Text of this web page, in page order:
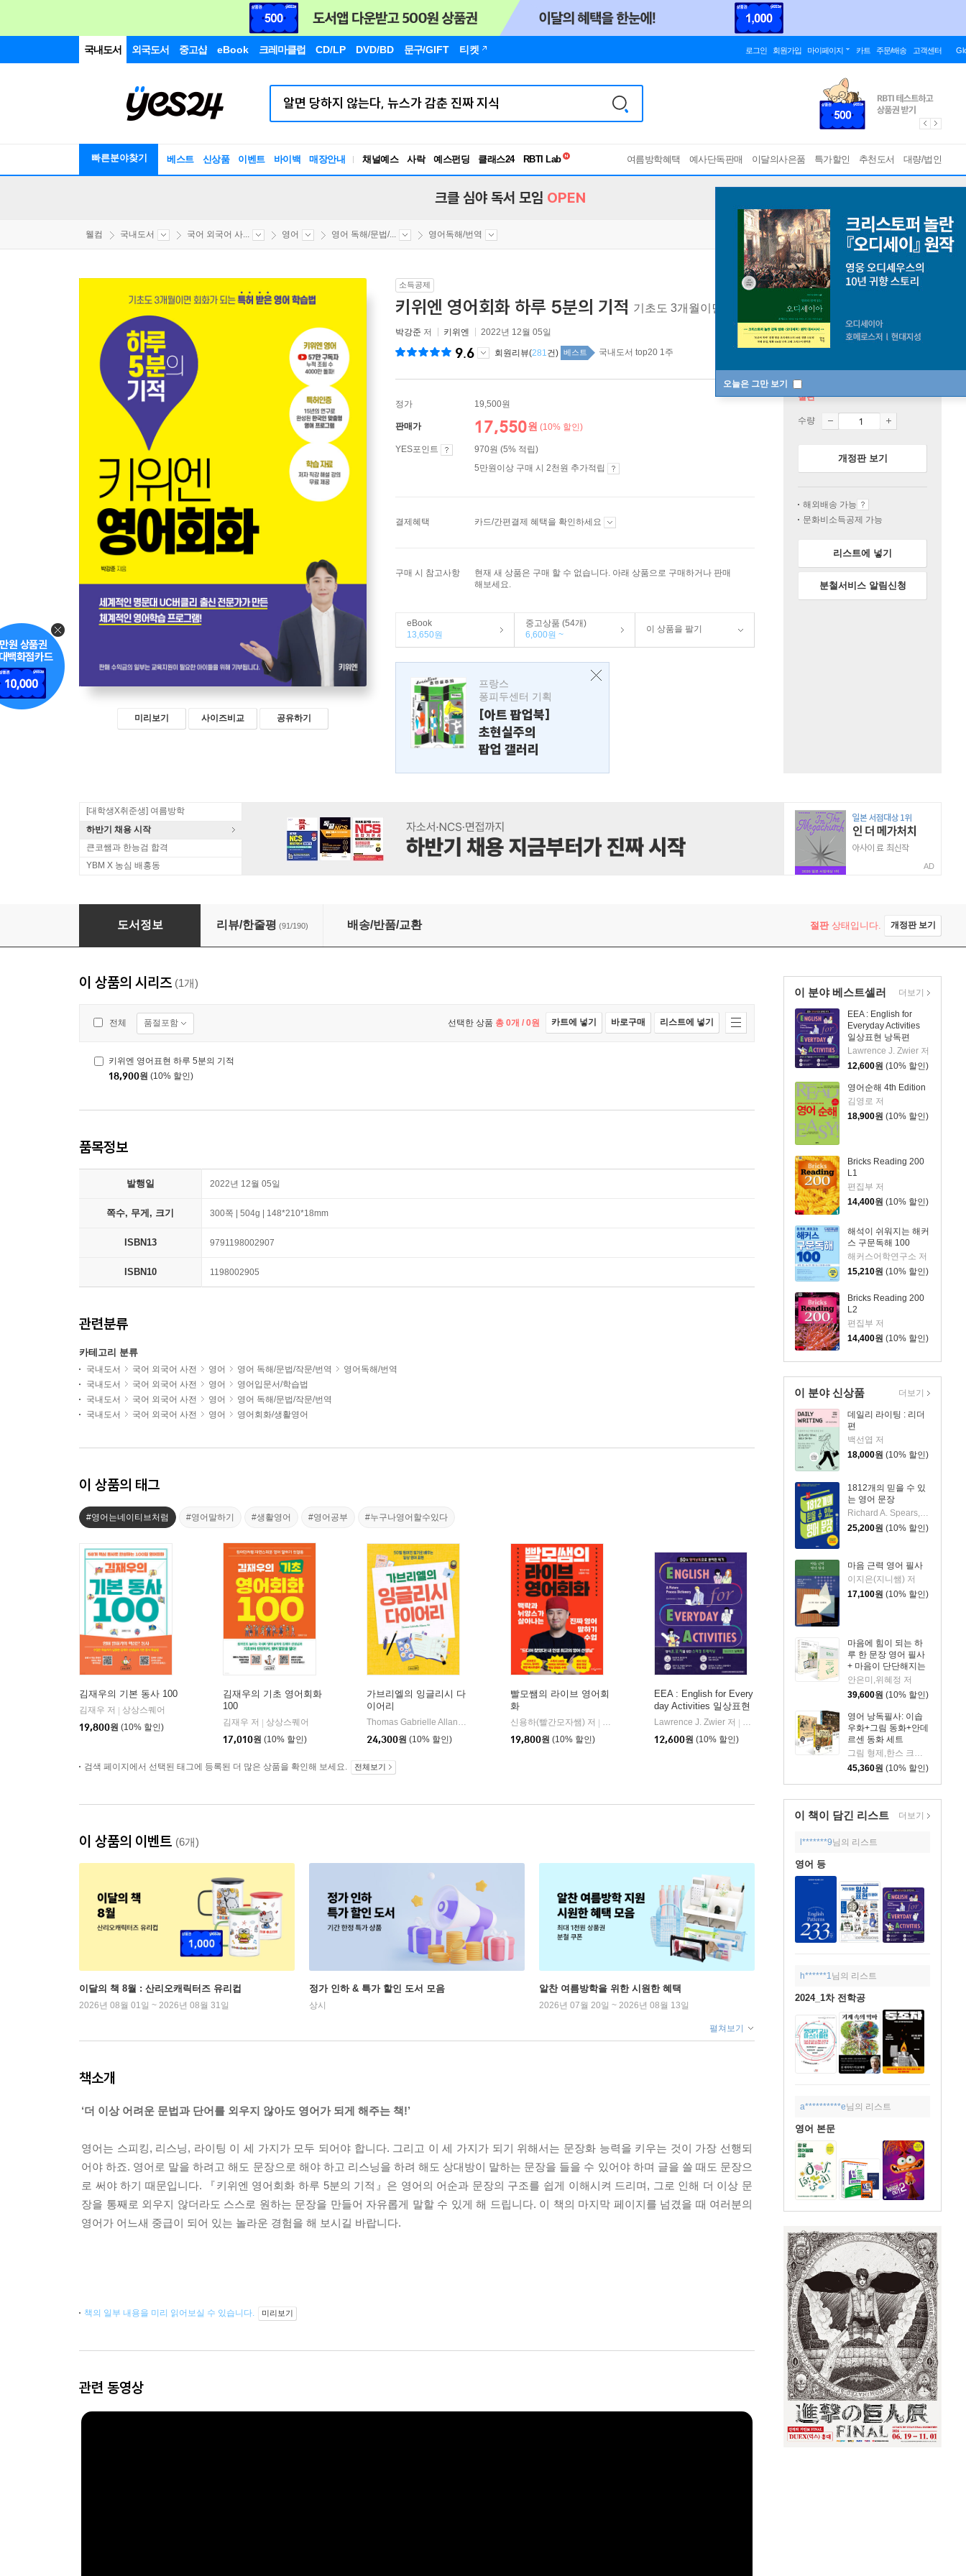
국내도서 외국도서 중고샵 eBook 크레마클럽 CD/LP DVD/BD 문구/GIFT 티켓 로그인 회원가입 마이페이지 카트 주문/배송 고객센터
빠른분야찾기 베스트 신상품 이벤트 바이백 매장안내 채널예스 사락 예스펀딩 클래스24
RBTI Lab
독서유형검사
여름방학혜택 예사단독판매 이달의사은품 특가할인 추천도서 대량/법인
오늘은 그만 보기
크클 심야 독서 모임 OPEN
웰컴 국내도서 국어 외국어 사... 영어 영어 독해/문법/... 영어독해/번역
미리보기 사이즈비교 공유하기
소득공제
키위엔 영어회화 하루 5분의 기적 기초도 3개월이면 회화가 되는 특허 받은 영어 학습법
박강준 저 키위엔 2022년 12월 05일
9.6 회원리뷰(281건) 베스트 국내도서 top20 1주
정가 19,500원
판매가 17,550원 (10% 할인)
YES포인트
970원 (5% 적립)
5만원이상 구매 시 2천원 추가적립
결제혜택 카드/간편결제 혜택을 확인하세요
구매 시 참고사항
현재 새 상품은 구매 할 수 없습니다. 아래 상품으로 구매하거나 판매
해보세요.
eBook
13,650원
중고상품 (54개)
6,600원 ~
이 상품을 팔기
프랑스
퐁피두센터 기획
[아트 팝업북]
초현실주의
팝업 갤러리
절판
수량
개정판 보기
해외배송 가능
문화비소득공제 가능
리스트에 넣기
분철서비스 알림신청
[대학생X취준생] 여름방학
하반기 채용 시작
큰코쌤과 한능검 합격
YBM X 농심 배홍동
AD
키위엔 영어회화 하루 5분의 기적
도서정보 리뷰/한줄평 (91/190) 배송/반품/교환 절판상태입니다. 개정판 보기
이 분야 베스트셀러
EEA : English for
Everyday Activities
일상표현 낭독편
Lawrence J. Zwier 저
12,600원 (10% 할인)
영어순해 4th Edition
김영로 저
18,900원 (10% 할인)
Bricks Reading 200
L1
편집부 저
14,400원 (10% 할인)
해석이 쉬워지는 해커
스 구문독해 100
해커스어학연구소 저
15,210원 (10% 할인)
Bricks Reading 200
L2
편집부 저
14,400원 (10% 할인)
더보기
이 분야 신상품
데일리 라이팅 : 리더
편
백선엽 저
18,000원 (10% 할인)
1812개의 믿을 수 있
는 영어 문장
Richard A. Spears, Ph. D. 저
25,200원 (10% 할인)
마음 근력 영어 필사
이지은(지니쌤) 저
17,100원 (10% 할인)
마음에 힘이 되는 하
루 한 문장 영어 필사
+ 마음이 단단해지는
하루 한 문장 일본어
필사 세트
안은미,위혜정 저
39,600원 (10% 할인)
영어 낭독필사: 이솝
우화+그림 동화+안데
르센 동화 세트
45,360원 (10% 할인)
더보기
이 책이 담긴 리스트 더보기
l*******9님의 리스트
영어 등
h******1님의 리스트
2024_1차 전학공
a**********e님의 리스트
영어 본문
이 상품의 시리즈 (1개)
전체 품절포함 선택한 상품 총 0개 / 0원 카트에 넣기 바로구매 리스트에 넣기
키위엔 영어표현 하루 5분의 기적
18,900원 (10% 할인)
품목정보
발행일 2022년 12월 05일
쪽수, 무게, 크기 300쪽 | 504g | 148*210*18mm
ISBN13 9791198002907
ISBN10 1198002905
관련분류
카테고리 분류
국내도서 국어 외국어 사전 영어 영어 독해/문법/작문/번역
영어독해/번역
국내도서
국어 외국어 사전 영어
영어입문서/학습법
국내도서
국어 외국어 사전 영어
영어 독해/문법/작문/번역
국내도서
국어 외국어 사전 영어 영어회화/생활영어
이 상품의 태그
#영어는네이티브처럼 #영어말하기 #생활영어 #영어공부 #누구나영어할수있다
김재우의 기본 동사 100
김재우 저
상상스퀘어
19,800원 (10% 할인)
김재우의 기초 영어회화
100
김재우 저
상상스퀘어
17,010원 (10% 할인)
가브리엘의 잉글리시 다
이어리
Thomas Gabrielle Allanta 저
상상스퀘어
24,300원 (10% 할인)
빨모쌤의 라이브 영어회
화
신용하(빨간모자쌤) 저
웅진지식하우스
19,800원 (10% 할인)
EEA : English for Every
day Activities 일상표현
낭독편
Lawrence J. Zwier 저
Compass Publishing
12,600원 (10% 할인)
검색 페이지에서 선택된 태그에 등록된 더 많은 상품을 확인해 보세요. 전체보기
이 상품의 이벤트 (6개)
이달의 책 8월 : 산리오캐릭터즈 유리컵
2026년 08월 01일 ~ 2026년 08월 31일
정가 인하 & 특가 할인 도서 모음
상시
알찬 여름방학을 위한 시원한 혜택
2026년 07월 20일 ~ 2026년 08월 13일
펼쳐보기
책소개
‘더 이상 어려운 문법과 단어를 외우지 않아도 영어가 되게 해주는 책!’
영어는 스피킹, 리스닝, 라이팅 이 세 가지가 모두 되어야 합니다. 그리고 이 세 가지가 되기 위해서는 문장화 능력을 키우는 것이 가장 선행되
어야 하죠. 영어로 말을 하려고 해도 문장으로 해야 하고 리스닝을 하려 해도 상대방이 말하는 문장을 들을 수 있어야 하며 글을 쓸 때도 문장으
로 써야 하기 때문입니다. 『키위엔 영어회화 하루 5분의 기적』은 영어의 어순과 문장의 구조를 쉽게 이해시켜 드리며, 그로 인해 더 이상 문
장을 통째로 외우지 않더라도 스스로 원하는 문장을 만들어 자유롭게 말할 수 있게 해 드립니다. 이 책의 마지막 페이지를 넘겼을 때 여러분의
영어가 어느새 중급이 되어 있는 놀라운 경험을 해 보시길 바랍니다.
책의 일부 내용을 미리 읽어보실 수 있습니다. 미리보기
관련 동영상